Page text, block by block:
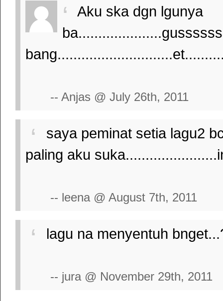
Aku ska dgn lgunya
-- Anjas @ July 26th, 2011
saya peminat setia lagu2
paling aku
-- leena @ August 7th, 2011
lagu na menyentuh
-- jura @ November 29th, 2011